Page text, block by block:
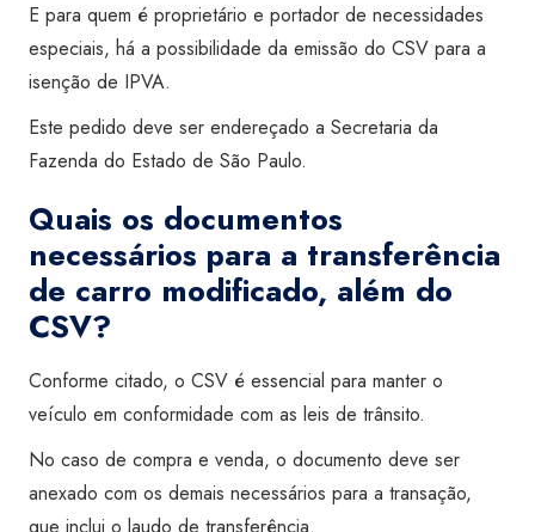
E para quem é proprietário e portador de necessidades
especiais, há a possibilidade da emissão do CSV para a
isenção de IPVA.
Este pedido deve ser endereçado a Secretaria da
Fazenda do Estado de São Paulo.
Quais os documentos
necessários para a transferência
de carro modificado, além do
CSV?
Conforme citado, o CSV é essencial para manter o
veículo em conformidade com as leis de trânsito.
No caso de compra e venda, o documento deve ser
anexado com os demais necessários para a transação,
que inclui o laudo de transferência.